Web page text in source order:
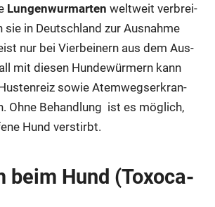
Lun­gen­wurm­ar­ten welt­weit ver­brei­
sie in Deutsch­land zur Aus­nah­me
nur bei Vier­bei­nern aus dem Aus­
mit die­sen Hun­de­wür­mern kann
sowie Atem­wegs­er­kran­
Ohne Behand­lung ist es mög­lich,
Hund ver­stirbt.
beim Hund (Toxo­ca­